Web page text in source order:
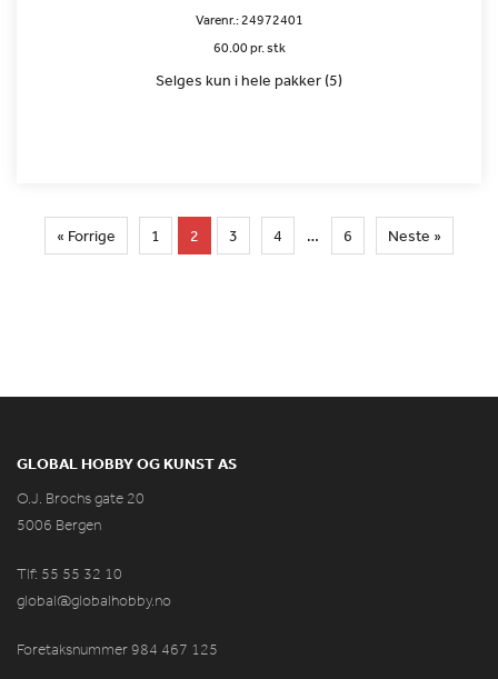
Varenr.:24972401
60.00 pr. stk
Selges kun i hele pakker (5)
« Forrige 1 2 3 4 … 6 Neste »
GLOBAL HOBBY OG KUNST AS
O.J. Brochs gate 20
5006 Bergen
Tlf: 55 55 32 10
global@globalhobby.no
Foretaksnummer 984 467 125